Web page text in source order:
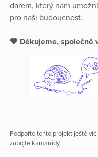
darem, který nám
pro naši budoucnost.
💙 Děkujeme, společně
Podpořte tento projekt ještě víc
zapojte kamarády